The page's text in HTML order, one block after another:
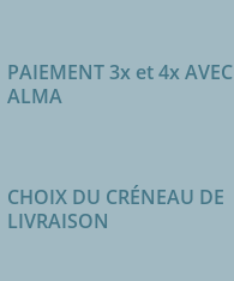
PAIEMENT 3x et 4x AVEC
ALMA
CHOIX DU CRÉNEAU DE
LIVRAISON